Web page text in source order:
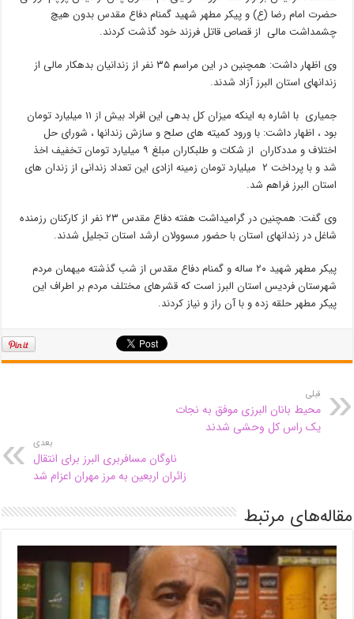
حضرت امام رضا (ع) و پیکر مطهر شهید گمنام دفاع مقدس بدون هیچ
چشمداشت مالی از قصاص قاتل فرزند خود گذشت کردند.
وی اظهار داشت: همچنین در این مراسم ۳۵ نفر از زندانیان بدهکار مالی از
زندانهای استان البرز آزاد شدند.
جمیاری با اشاره به اینکه میزان کل بدهی این افراد بیش از ۱۱ میلیارد تومان
بود ، اظهار داشت: با ورود کمیته های صلح و سازش زندانها ، شورای حل
اختلاف و مددکاران از شکات و طلبکاران مبلغ ۹ میلیارد تومان تخفیف اخذ
شد و با پرداخت ۲ میلیارد تومان زمینه ازادی این تعداد زندانی از زندان های
استان البرز فراهم شد.
وی گفت: همچنین در گرامیداشت هفته دفاع مقدس ۲۳ نفر از کارکنان رزمنده
شاغل در زندانهای استان با حضور مسوولان ارشد استان تجلیل شدند.
پیکر مطهر شهید ۲۰ ساله و گمنام دفاع مقدس از شب گذشته میهمان مردم
شهرستان فردیس استان البرز است که قشرهای مختلف مردم بر اطراف این
پیکر مطهر حلقه زده و با آن راز و نیاز کردند.
قبلی
محیط بانان البرزی موفق به نجات
یک راس کل وحشی شدند
بعدی
ناوگان مسافربری البرز برای انتقال
زائران اربعین به مرز مهران اعزام شد
مقاله‌های مرتبط